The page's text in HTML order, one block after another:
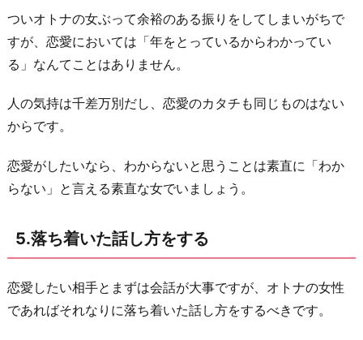
ついオトナの女ぶって余裕のある振りをしてしまいがちで
すが、恋愛においては「年をとっているからわかってい
る」なんてことはありません。
人の気持は千差万別だし、恋愛のカタチも同じものはない
からです。
恋愛がしたいなら、わからないと思うことは素直に「わか
らない」と言える素直な女でいましょう。
5.落ち着いた話し方をする
恋愛したい相手とまずは会話が大事ですが、オトナの女性
であればそれなりに落ち着いた話し方をするべきです。